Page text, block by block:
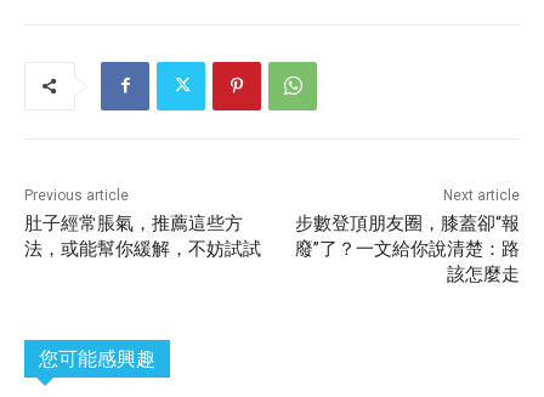
Previous article
肚子經常脹氣，推薦這些方
法，或能幫你緩解，不妨試試
Next article
步數登頂朋友圈，膝蓋卻“報
廢”了？一文給你說清楚：路
該怎麼走
您可能感興趣